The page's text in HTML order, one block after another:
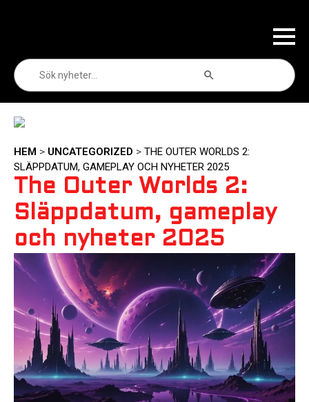
efter:
HEM > UNCATEGORIZED > THE OUTER WORLDS 2:
SLÄPPDATUM, GAMEPLAY OCH NYHETER 2025
The Outer Worlds 2:
Släppdatum, gameplay
och nyheter 2025